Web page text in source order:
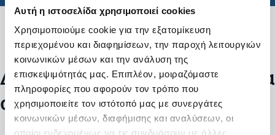
Αυτή η ιστοσελίδα χρησιμοποιεί cookies
Χρησιμοποιούμε cookie για την εξατομίκευση
περιεχομένου και διαφημίσεων, την παροχή λειτουργιών
κοινωνικών μέσων και την ανάλυση της
επισκεψιμότητάς μας. Επιπλέον, μοιραζόμαστε
πληροφορίες που αφορούν τον τρόπο που
χρησιμοποιείτε τον ιστότοπό μας με συνεργάτες
κοινωνικών μέσων, διαφήμισης και αναλύσεων, οι
οποίοι ενδεχομένως να τις συνδυάσουν με άλλες
Φίλτρα
Δεν βρέθηκαν προϊόντα με τα
συγκεκριμένα φίλτρα